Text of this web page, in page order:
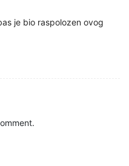
je bio raspolozen ovog